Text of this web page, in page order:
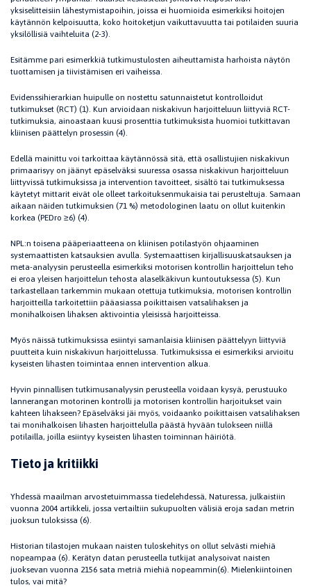
yksiselitteisiin lähestymistapoihin, joissa ei huomioida esimerkiksi hoitojen
käytännön kelpoisuutta, koko hoitoketjun vaikuttavuutta tai potilaiden suuria
yksilöllisiä vaihteluita (2-3).
Esitämme pari esimerkkiä tutkimustulosten aiheuttamista harhoista näytön
tuottamisen ja tiivistämisen eri vaiheissa.
Evidenssihierarkian huipulle on nostettu satunnaistetut kontrolloidut
tutkimukset (RCT) (1). Kun arvioidaan niskakivun harjoitteluun liittyviä RCT-
tutkimuksia, ainoastaan kuusi prosenttia tutkimuksista huomioi tutkittavan
kliinisen päättelyn prosessin (4).
Edellä mainittu voi tarkoittaa käytännössä sitä, että osallistujien niskakivun
primaarisyy on jäänyt epäselväksi suuressa osassa niskakivun harjoitteluun
liittyvissä tutkimuksissa ja intervention tavoitteet, sisältö tai tutkimuksessa
käytetyt mittarit eivät ole olleet tarkoituksenmukaisia tai perusteltuja. Samaan
aikaan näiden tutkimuksien (71 %) metodologinen laatu on ollut kuitenkin
korkea (PEDro ≥6) (4).
NPL:n toisena pääperiaatteena on kliinisen potilastyön ohjaaminen
systemaattisten katsauksien avulla. Systemaattisen kirjallisuuskatsauksen ja
meta-analyysin perusteella esimerkiksi motorisen kontrollin harjoittelun teho
ei eroa yleisen harjoittelun tehosta alaselkäkivun kuntoutuksessa (5). Kun
tarkastellaan tarkemmin mukaan otettuja tutkimuksia, motorisen kontrollin
harjoitteilla tarkoitettiin pääasiassa poikittaisen vatsalihaksen ja
monihalkoisen lihaksen aktivointia yleisissä harjoitteissa.
Myös näissä tutkimuksissa esiintyi samanlaisia kliinisen päättelyyn liittyviä
puutteita kuin niskakivun harjoittelussa. Tutkimuksissa ei esimerkiksi arvioitu
kyseisten lihasten toimintaa ennen intervention alkua.
Hyvin pinnallisen tutkimusanalyysin perusteella voidaan kysyä, perustuuko
lannerangan motorinen kontrolli ja motorisen kontrollin harjoitukset vain
kahteen lihakseen? Epäselväksi jäi myös, voidaanko poikittaisen vatsalihaksen
tai monihalkoisen lihasten harjoittelulla päästä hyvään tulokseen niillä
potilailla, joilla esiintyy kyseisten lihasten toiminnan häiriötä.
Tieto ja kritiikki
Yhdessä maailman arvostetuimmassa tiedelehdessä, Naturessa, julkaistiin
vuonna 2004 artikkeli, jossa vertailtiin sukupuolten välisiä eroja sadan metrin
juoksun tuloksissa (6).
Historian tilastojen mukaan naisten tuloskehitys on ollut selvästi miehiä
nopeampaa (6). Kerätyn datan perusteella tutkijat analysoivat naisten
juoksevan vuonna 2156 sata metriä miehiä nopeammin(6). Mielenkiintoinen
tulos, vai mitä?